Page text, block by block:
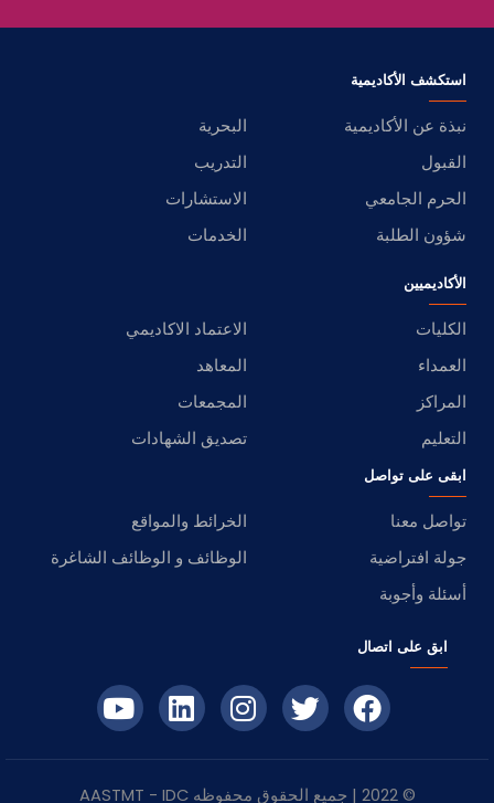
استكشف الأكاديمية
نبذة عن الأكاديمية
البحرية
القبول
التدريب
الحرم الجامعي
الاستشارات
شؤون الطلبة
الخدمات
الأكاديميين
الكليات
الاعتماد الاكاديمي
العمداء
المعاهد
المراكز
المجمعات
التعليم
تصديق الشهادات
ابقى على تواصل
تواصل معنا
الخرائط والمواقع
جولة افتراضية
الوظائف و الوظائف الشاغرة
أسئلة وأجوبة
ابق على اتصال
© 2022 | جميع الحقوق محفوظه IDC
- AASTMT